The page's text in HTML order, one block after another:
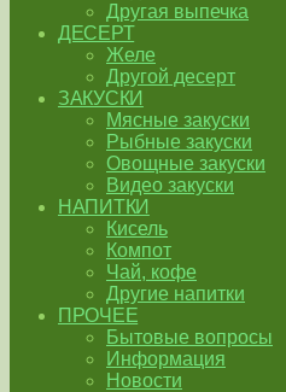
Другая выпечка
ДЕСЕРТ
Желе
Другой десерт
ЗАКУСКИ
Мясные закуски
Рыбные закуски
Овощные закуски
Видео закуски
НАПИТКИ
Кисель
Компот
Чай, кофе
Другие напитки
ПРОЧЕЕ
Бытовые вопросы
Информация
Новости